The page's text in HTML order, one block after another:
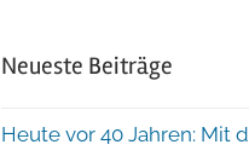
Neueste Beiträge
Heute vor 40 Jahren: Mit